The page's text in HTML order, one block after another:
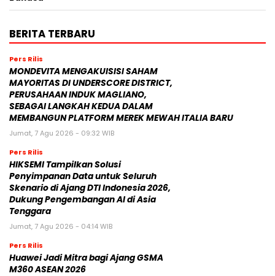
BERITA TERBARU
Pers Rilis
MONDEVITA MENGAKUISISI SAHAM
MAYORITAS DI UNDERSCORE DISTRICT,
PERUSAHAAN INDUK MAGLIANO,
SEBAGAI LANGKAH KEDUA DALAM
MEMBANGUN PLATFORM MEREK MEWAH ITALIA BARU
Jumat, 7 Agu 2026 - 09:32 WIB
Pers Rilis
HIKSEMI Tampilkan Solusi
Penyimpanan Data untuk Seluruh
Skenario di Ajang DTI Indonesia 2026,
Dukung Pengembangan AI di Asia
Tenggara
Jumat, 7 Agu 2026 - 04:14 WIB
Pers Rilis
Huawei Jadi Mitra bagi Ajang GSMA
M360 ASEAN 2026